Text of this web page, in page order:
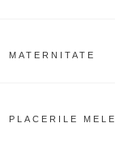
MATERNITATE
PLACERILE MELE